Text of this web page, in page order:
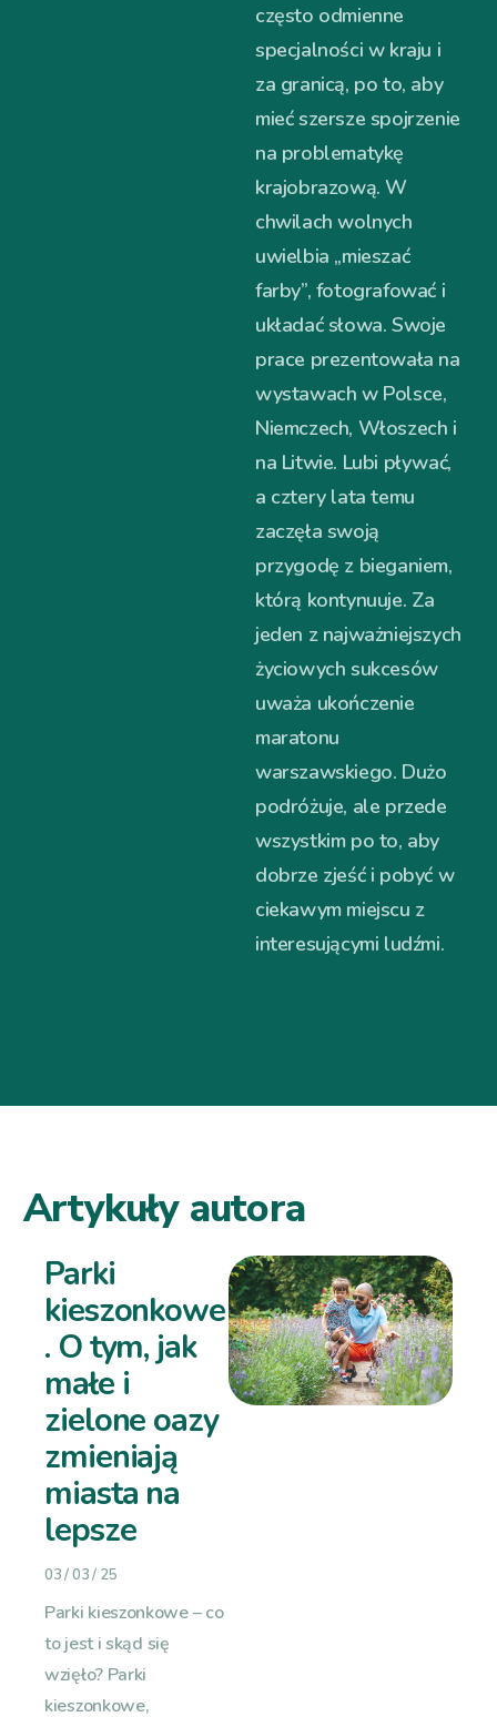
często odmienne
specjalności w kraju i
za granicą, po to, aby
mieć szersze spojrzenie
na problematykę
krajobrazową. W
chwilach wolnych
uwielbia „mieszać
farby”, fotografować i
układać słowa. Swoje
prace prezentowała na
wystawach w Polsce,
Niemczech, Włoszech i
na Litwie. Lubi pływać,
a cztery lata temu
zaczęła swoją
przygodę z bieganiem,
którą kontynuuje. Za
jeden z najważniejszych
życiowych sukcesów
uważa ukończenie
maratonu
warszawskiego. Dużo
podróżuje, ale przede
wszystkim po to, aby
dobrze zjeść i pobyć w
ciekawym miejscu z
interesującymi ludźmi.
Artykuły autora
Parki
kieszonkowe
. O tym, jak
małe i
zielone oazy
zmieniają
miasta na
lepsze
03 / 03 / 25
Parki kieszonkowe – co
to jest i skąd się
wzięło? Parki
kieszonkowe,